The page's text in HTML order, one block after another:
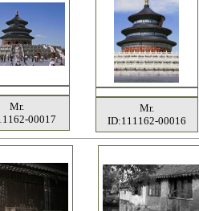
Mr.
00017
Mr.
ID:111162-00016